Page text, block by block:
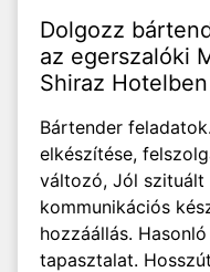
Dolgozz
az egerszalóki
Shiraz Hotelben
Bártender
elkészítése,
változó, Jól szituált
kommunikációs
hozzáállás.
tapasztalat.